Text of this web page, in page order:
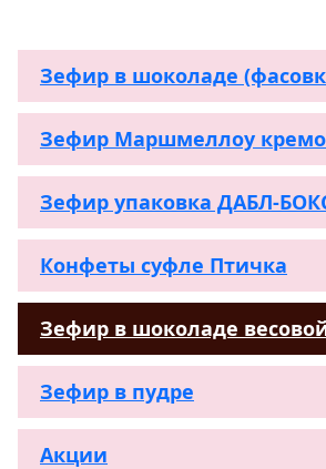
Зефир в шоколаде
Зефир Маршмеллоу
Зефир упаковка ДАБЛ-
Конфеты суфле Птичка
Зефир в шоколаде
Зефир в пудре
Акции